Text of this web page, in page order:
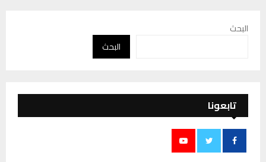
البحث
البحث
تابعونا